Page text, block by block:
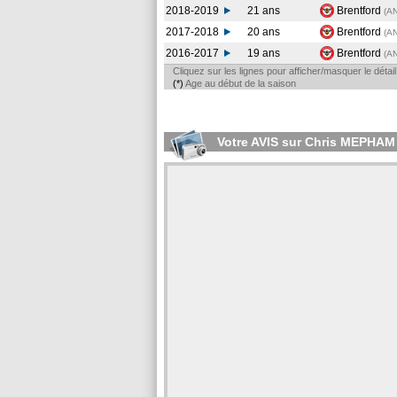
2018-2019
21 ans Brentford
2017-2018
20 ans Brentford
2016-2017
19 ans Brentford
Cliquez sur les lignes pour afficher/masquer le
(*) Age au début de la saison
Votre AVIS sur Chris MEPHAM